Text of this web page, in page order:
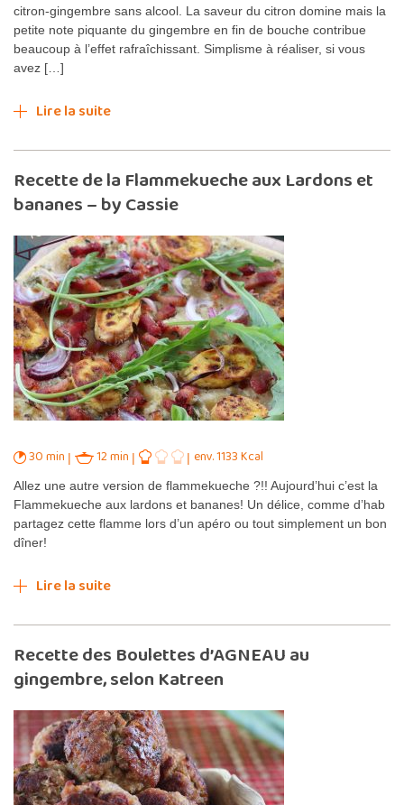
citron-gingembre sans alcool. La saveur du citron domine mais la
petite note piquante du gingembre en fin de bouche contribue
beaucoup à l’effet rafraîchissant. Simplisme à réaliser, si vous
avez […]
Lire la suite
Recette de la Flammekueche aux Lardons et
bananes – by Cassie
30 min 12 min env. 1133 Kcal
Allez une autre version de flammekueche ?!! Aujourd’hui c’est la
Flammekueche aux lardons et bananes! Un délice, comme d’hab
partagez cette flamme lors d’un apéro ou tout simplement un bon
dîner!
Lire la suite
Recette des Boulettes d’AGNEAU au
gingembre, selon Katreen